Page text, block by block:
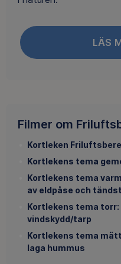
LÄS
Filmer om
Kortleken
Kortlekens tema
Kortlekens tema
av eldpåse och
Kortlekens tema
vindskydd/tarp
Kortlekens tema
laga hummus